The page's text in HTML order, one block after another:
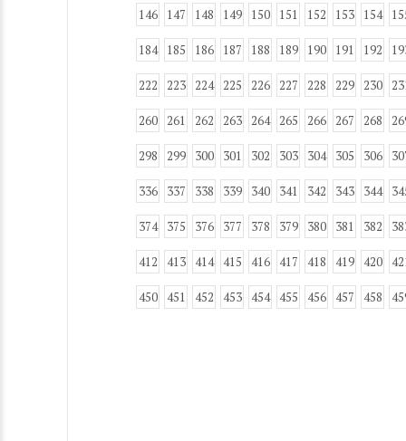
146 147 148 149 150 151 152 153 154
184 185 186 187 188 189 190 191 192
222 223 224 225 226 227 228 229 230
260 261 262 263 264 265 266 267 268
298 299 300 301 302 303 304 305 306
336 337 338 339 340 341 342 343 344
374 375 376 377 378 379 380 381 382
412 413 414 415 416 417 418 419 420
450 451 452 453 454 455 456 457 458